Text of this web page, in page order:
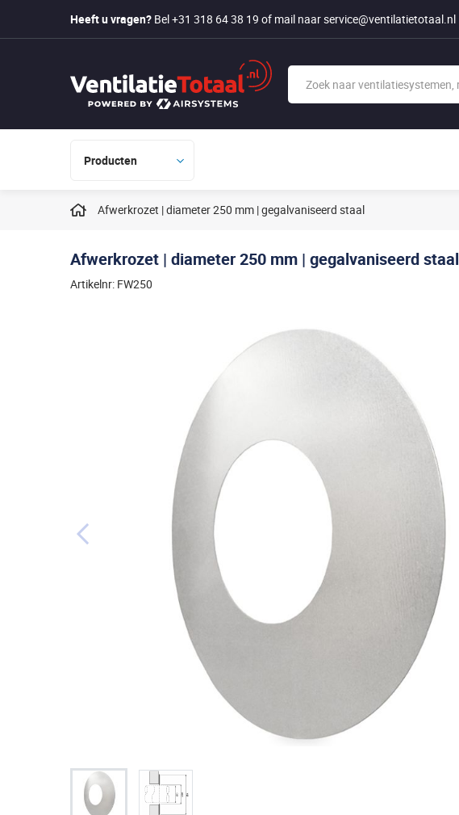
Heeft u vragen? Bel +31 318 64 38 19 of mail naarservice@ventilatietotaal.nl
Producten
Afwerkrozet | diameter 250 mm | gegalvaniseerd staal
Afwerkrozet | diameter 250 mm | gegalvaniseerd staal
Artikelnr: FW250